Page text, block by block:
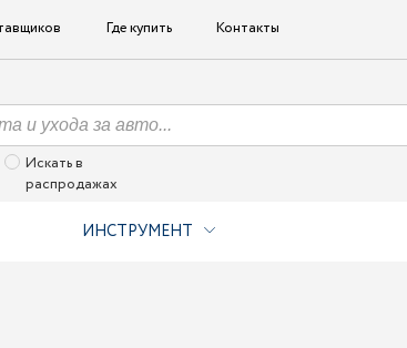
Где купить Контакты
Искать в
распродажах
ИНСТРУМЕНТ